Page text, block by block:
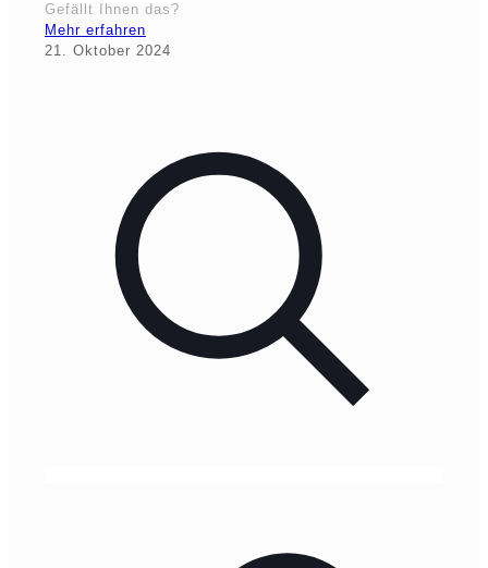
Gefällt Ihnen das?
Mehr erfahren
21. Oktober 2024